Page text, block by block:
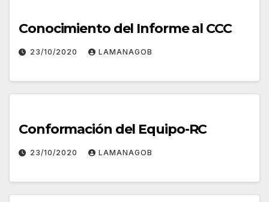
Conocimiento del Informe al CCC
23/10/2020 LAMANAGOB
Conformación del Equipo-RC
23/10/2020 LAMANAGOB